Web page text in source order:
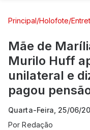
Principal/Holofote/
Mãe de
Murilo Huff
unilateral e
pagou
Quarta-Feira, 25/06/
PorRedação